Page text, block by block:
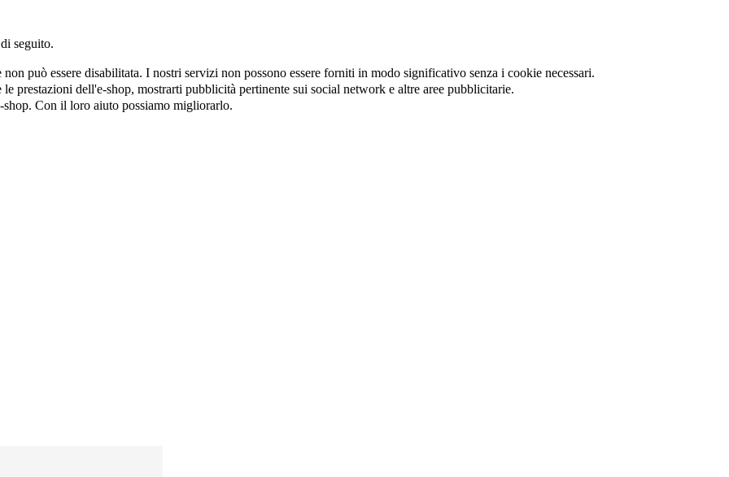
seguito.
non può essere disabilitata. I nostri servizi non possono essere forniti in modo significativo senza i cookie necessari.
prestazioni dell'e-shop, mostrarti pubblicità pertinente sui social network e altre aree pubblicitarie.
Con il loro aiuto possiamo migliorarlo.